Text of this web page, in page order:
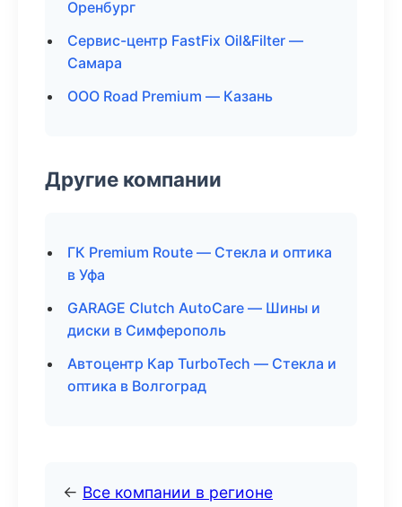
Оренбург
Сервис-центр FastFix Oil&Filter —
Самара
ООО Road Premium — Казань
Другие компании
ГК Premium Route — Стекла и оптика
в Уфа
GARAGE Clutch AutoCare — Шины и
диски в Симферополь
Автоцентр Кар TurboTech — Стекла и
оптика в Волгоград
← Все компании в регионе